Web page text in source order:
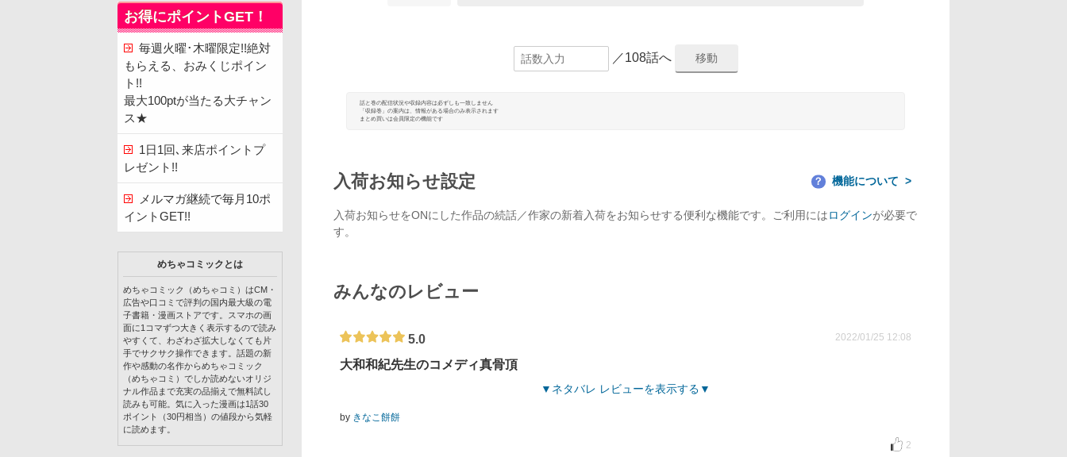
／108話へ
話と巻の配信状況や収録内容は必ずしも一致しません
「収録巻」の案内は、情報がある場合のみ表示されます
まとめ買いは会員限定の機能です
入荷お知らせ設定 ？ 機能について
入荷お知らせをONにした作品の続話／作家の新着入荷をお知らせする便利な機能です。ご利用にはログインが必要で
す。
みんなのレビュー
5.0 2022/01/25 12:08
大和和紀先生のコメディ真骨頂
ネタバレ レビューを表示する
by きなこ餅餅
2
お得にポイントGET！
毎週火曜･木曜限定!!絶対
もらえる、おみくじポイン
ト!!
最大100ptが当たる大チャン
ス★
1日1回､来店ポイントプ
レゼント!!
メルマガ継続で毎月10ポ
イントGET!!
めちゃコミックとは
めちゃコミック（めちゃコミ）はCM・
広告や口コミで評判の国内最大級の電
子書籍・漫画ストアです。スマホの画
面に1コマずつ大きく表示するので読み
やすくて、わざわざ拡大しなくても片
手でサクサク操作できます。話題の新
作や感動の名作からめちゃコミック
（めちゃコミ）でしか読めないオリジ
ナル作品まで充実の品揃えで無料試し
読みも可能。気に入った漫画は1話30
ポイント（30円相当）の値段から気軽
に読めます。